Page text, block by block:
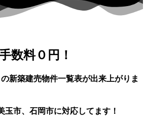
数料０円！
新築建売物件一覧表が出来上がりま
玉市、石岡市に対応してます！